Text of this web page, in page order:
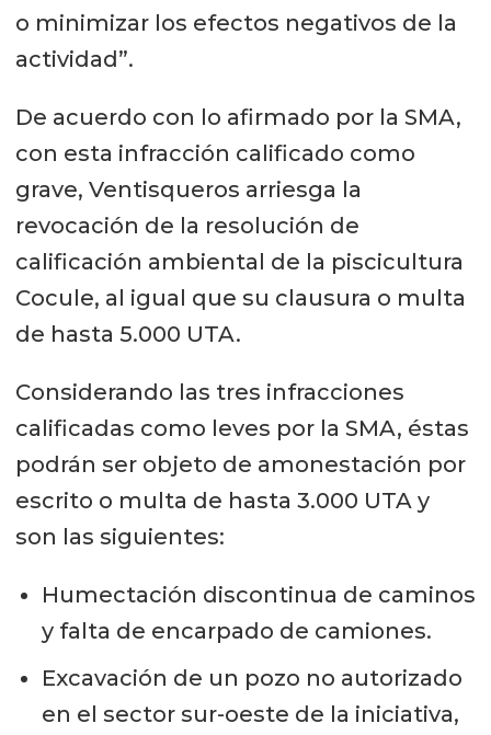
o minimizar los efectos negativos de la
actividad”.
De acuerdo con lo afirmado por la SMA,
con esta infracción calificado como
grave, Ventisqueros arriesga la
revocación de la resolución de
calificación ambiental de la piscicultura
Cocule, al igual que su clausura o multa
de hasta 5.000 UTA.
Considerando las tres infracciones
calificadas como leves por la SMA, éstas
podrán ser objeto de amonestación por
escrito o multa de hasta 3.000 UTA y
son las siguientes:
Humectación discontinua de caminos
y falta de encarpado de camiones.
Excavación de un pozo no autorizado
en el sector sur-oeste de la iniciativa,